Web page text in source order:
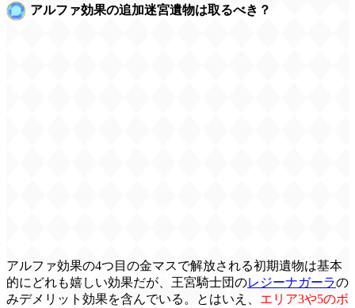
アルファ効果の追加迷宮遺物は取るべき？
アルファ効果の4つ目の金マスで解放される初期遺物は基本
的にどれも嬉しい効果だが、王宮騎士団のレジーナガーラの
みデメリット効果を含んでいる。とはいえ、 エリア3や5のボ